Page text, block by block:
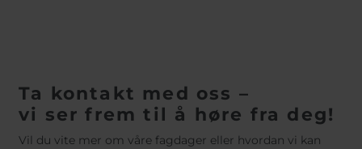
Ta kontakt med oss –
​​​​​​​vi ser frem til å høre fra deg!
Vil du vite mer om våre fagdager eller hvordan vi kan